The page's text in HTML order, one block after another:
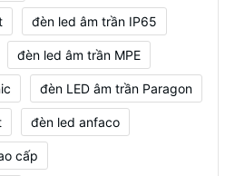
đèn led âm trần IP65
đèn led âm trần MPE
đèn LED âm trần Paragon
đèn led anfaco
cấp